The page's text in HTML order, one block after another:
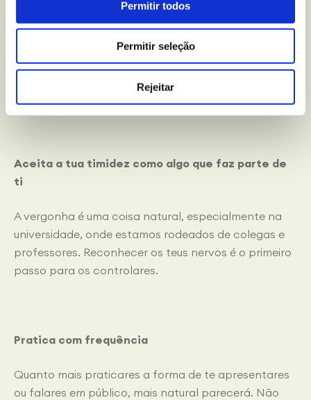
Permitir todos
Permitir seleção
Rejeitar
Vencer a vergonha é um processo gradual. Agora,
podes sempre fazer determinadas coisas para
fortalecer a tua confiança e para que desfrutes mais
da tua etapa universitária.
Aceita a tua timidez como algo que faz parte de
ti
A vergonha é uma coisa natural, especialmente na
universidade, onde estamos rodeados de colegas e
professores. Reconhecer os teus nervos é o primeiro
passo para os controlares.
Pratica com frequência
Quanto mais praticares a forma de te apresentares
ou falares em público, mais natural parecerá. Não